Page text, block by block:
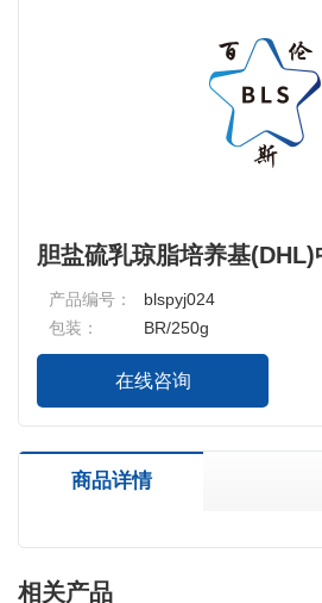
胆盐硫乳琼脂培养基(DHL)
产品编号：
blspyj024
包装：
BR/250g
在线咨询
商品详情
相关产品